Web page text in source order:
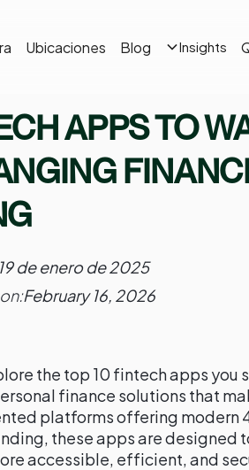
Ubicaciones Blog Insights
APPS TO
de enero de 2025
February 16, 2026
the top 10 fintech apps you
finance solutions that
platforms offering modern
these apps are designed
accessible, efficient, and